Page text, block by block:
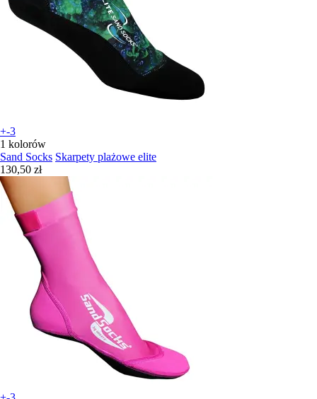
+-3
1 kolorów
Sand Socks Skarpety plażowe elite
130,50 zł